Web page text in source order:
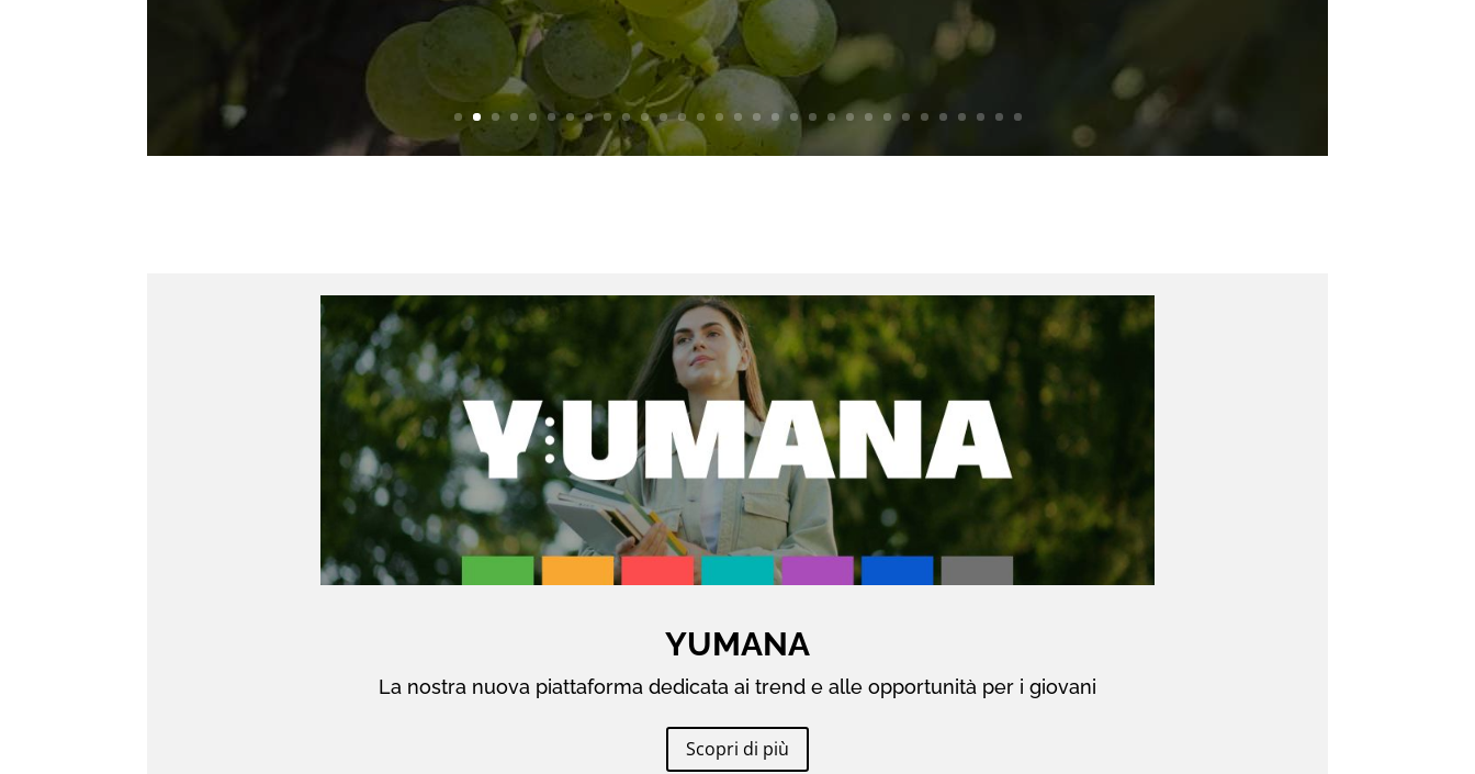
YUMANA
La nostra nuova piattaforma dedicata ai trend e alle opportunità per i giovani
Scopri di più